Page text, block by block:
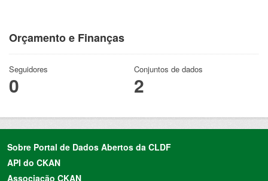
Orçamento e Finanças
Seguidores
0
Conjuntos de dados
2
Sobre Portal de Dados Abertos da CLDF
API do CKAN
Associação CKAN